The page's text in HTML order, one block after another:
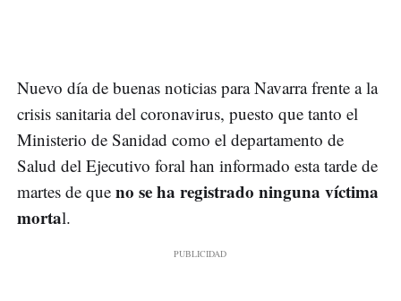
Nuevo día de buenas noticias para Navarra frente a la
crisis sanitaria del coronavirus, puesto que tanto el
Ministerio de Sanidad como el departamento de
Salud del Ejecutivo foral han informado esta tarde de
martes de que no se ha registrado ninguna víctima
mortal.